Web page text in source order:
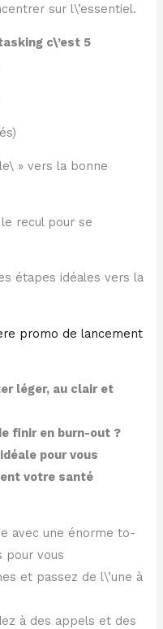
sur l\’essentiel.
c\’est 5
» vers la bonne
recul pour se
étapes idéales vers la
promo de lancement
léger, au clair et
finir en burn-out ?
pour vous
votre santé
avec une énorme to-
pour vous
et passez de l\’une à
à des appels et des